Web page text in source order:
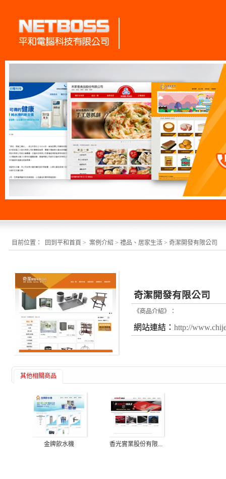
目前位置： 回到平和首頁 > 案例介紹 > 禮品、居家生活 > 奇潔開發有限公司
奇潔開發有限公司
《商品介紹》：
網站連結： http://
其他相關商品
金牌飲水機 香光實業股份有限...